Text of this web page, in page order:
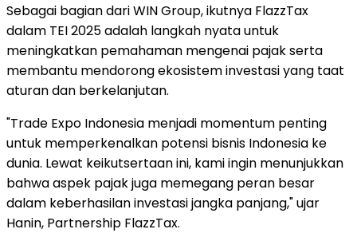
Sebagai bagian dari WIN Group, ikutnya FlazzTax
dalam TEI 2025 adalah langkah nyata untuk
meningkatkan pemahaman mengenai pajak serta
membantu mendorong ekosistem investasi yang taat
aturan dan berkelanjutan.
"Trade Expo Indonesia menjadi momentum penting
untuk memperkenalkan potensi bisnis Indonesia ke
dunia. Lewat keikutsertaan ini, kami ingin menunjukkan
bahwa aspek pajak juga memegang peran besar
dalam keberhasilan investasi jangka panjang," ujar
Hanin, Partnership FlazzTax.